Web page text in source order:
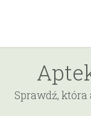
Sprawdź,